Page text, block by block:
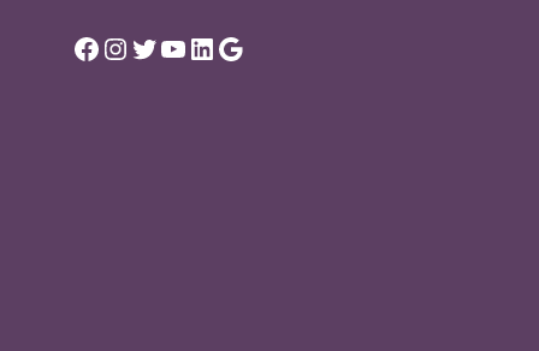
Facebook
Instagram
Twitter
YouTube
LinkedIn
Google